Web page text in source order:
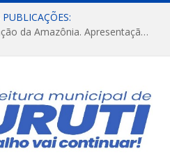
FESTRIBAL 2026 – No Coração da Amazônia. Apresentação da Munduruku.